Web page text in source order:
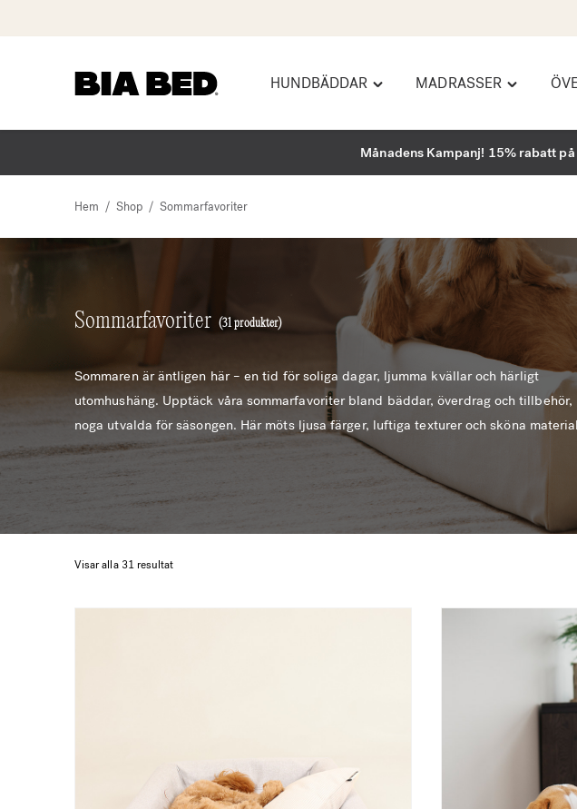
innehåll
HUNDBÄDDAR Toggle
menu
MADRASSER Toggle
menu
Månadens Kampanj! 15% rabatt
Hem / Shop / Sommarfavoriter
Sommarfavoriter (31 produkter)
Sommaren är äntligen här – en tid för soliga dagar, ljumma kvällar och härligt
utomhushäng. Upptäck våra sommarfavoriter bland bäddar, överdrag och tillbehör,
noga utvalda för säsongen. Här möts ljusa färger, luftiga texturer och sköna material
som ger en sval och avslappnad känsla till bädden. Inspireras av sommarens
fräscha palett och skapa en bekväm viloplats som blir en självklar favorit för din
hund eller katt – samtidigt som den smälter in som en harmonisk del av ditt hem
och din uteplats.
Visar alla 31 resultat